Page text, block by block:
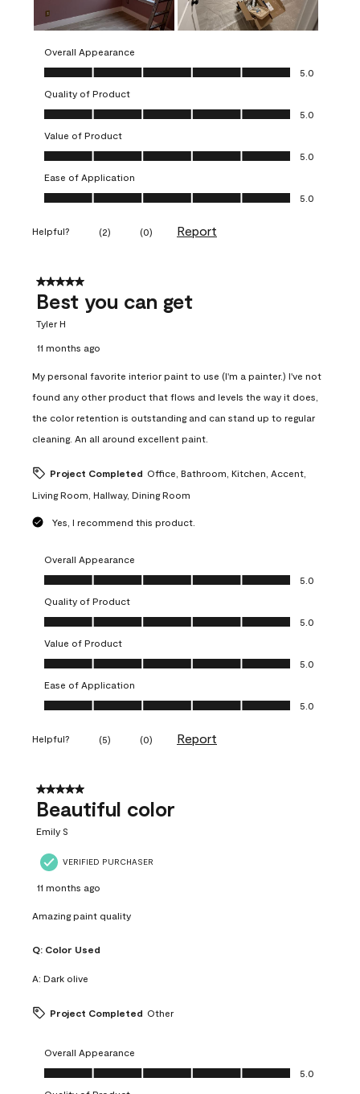
Overall Appearance
Overall Appearance, 5.0 out of 5
5.0
Quality of Product
Quality of Product, 5.0 out of 5
5.0
Value of Product
Value of Product, 5.0 out of 5
5.0
Ease of Application
Ease of Application, 5.0 out of 5
5.0
Helpful? (2) (0) Report
5 out of 5 stars.
Best you can get
Tyler H
11 months ago
My personal favorite interior paint to use (I'm a painter.) I've not
found any other product that flows and levels the way it does,
the color retention is outstanding and can stand up to regular
cleaning. An all around excellent paint.
Project Completed Office, Bathroom, Kitchen, Accent,
Living Room, Hallway, Dining Room
Yes, I recommend this product.
Overall Appearance
Overall Appearance, 5.0 out of 5
5.0
Quality of Product
Quality of Product, 5.0 out of 5
5.0
Value of Product
Value of Product, 5.0 out of 5
5.0
Ease of Application
Ease of Application, 5.0 out of 5
5.0
Helpful? (5) (0) Report
5 out of 5 stars.
Beautiful color
Emily S
VERIFIED PURCHASER
11 months ago
Amazing paint quality
Q: Color Used
A: Dark olive
Project Completed Other
Overall Appearance
Overall Appearance, 5.0 out of 5
5.0